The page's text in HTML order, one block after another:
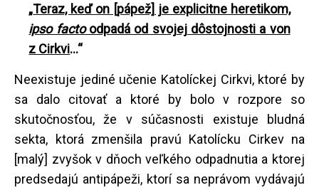
„Teraz, keď on [pápež] je explicitne heretikom,
ipso factoodpadá od svojej dôstojnosti a von
z Cirkvi...“
Neexistuje jediné učenie Katolíckej Cirkvi, ktoré by
sa dalo citovať a ktoré by bolo v rozpore so
skutočnosťou, že v súčasnosti existuje bludná
sekta, ktorá zmenšila pravú Katolícku Cirkev na
[malý] zvyšok v dňoch veľkého odpadnutia a ktorej
predsedajú antipápeži, ktorí sa neprávom vydávajú